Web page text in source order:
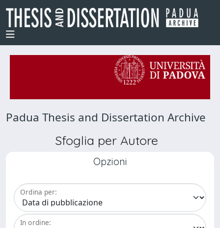
Padua Thesis and Dissertation Archive
Sfoglia per Autore
Opzioni
Ordina per:
In ordine: